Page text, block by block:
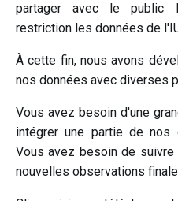
partager avec le public
restriction les données de
À cette fin, nous avons
nos données avec diverses
Vous avez besoin d'une
intégrer une partie de
Vous avez besoin de
nouvelles observations